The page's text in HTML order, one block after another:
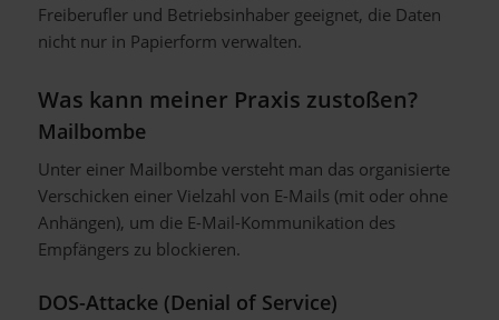
Freiberufler und Betriebsinhaber geeignet, die Daten
nicht nur in Papierform verwalten.
Was kann meiner Praxis zustoßen?
Mailbombe
Unter einer Mailbombe versteht man das organisierte
Verschicken einer Vielzahl von E-Mails (mit oder ohne
Anhängen), um die E-Mail-Kommunikation des
Empfängers zu blockieren.
DOS-Attacke (Denial of Service)